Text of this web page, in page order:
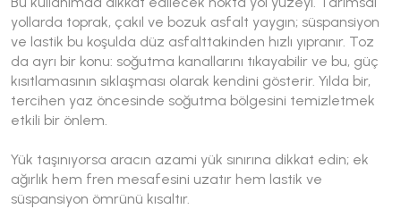
yollarda toprak, çakıl ve bozuk asfalt yaygın; süspansiyon
ve lastik bu koşulda düz asfalttakinden hızlı yıpranır. Toz
da ayrı bir konu: soğutma kanallarını tıkayabilir ve bu, güç
kısıtlamasının sıklaşması olarak kendini gösterir. Yılda bir,
tercihen yaz öncesinde soğutma bölgesini temizletmek
etkili bir önlem.
Yük taşınıyorsa aracın azami yük sınırına dikkat edin; ek
ağırlık hem fren mesafesini uzatır hem lastik ve
süspansiyon ömrünü kısaltır.